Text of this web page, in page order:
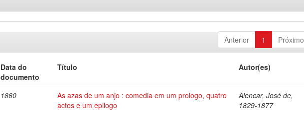
Anterior 1 Próximo
Data do
documento
Título Autor(es)
1860
As azas de um anjo : comedia em um prologo, quatro
actos e um epilogo
Alencar, José de,
1829-1877